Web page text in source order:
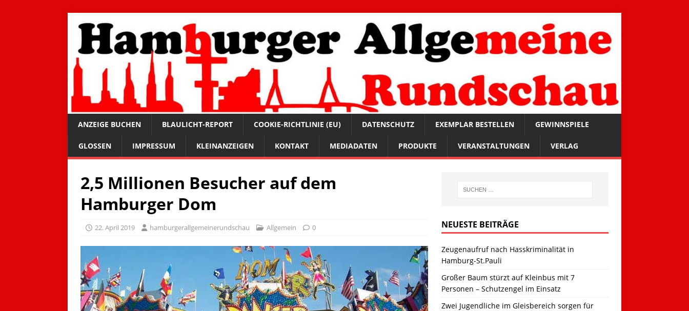
ANZEIGE BUCHEN BLAULICHT-REPORT COOKIE-RICHTLINIE (EU) DATENSCHUTZ EXEMPLAR BESTELLEN GEWINNSPIELE
GLOSSEN IMPRESSUM KLEINANZEIGEN KONTAKT MEDIADATEN PRODUKTE VERANSTALTUNGEN VERLAG
2,5 Millionen Besucher auf dem
Hamburger Dom
22. April 2019 hamburgerallgemeinerundschau Allgemein 0 NEUESTE BEITRÄGE
Zeugenaufruf nach Hasskriminalität in
Hamburg-St.Pauli
Großer Baum stürzt auf Kleinbus mit 7
Personen – Schutzengel im Einsatz
Zwei Jugendliche im Gleisbereich sorgen für